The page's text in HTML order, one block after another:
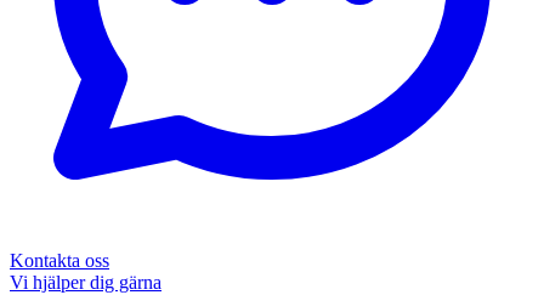
Kontakta oss
Vi hjälper dig gärna